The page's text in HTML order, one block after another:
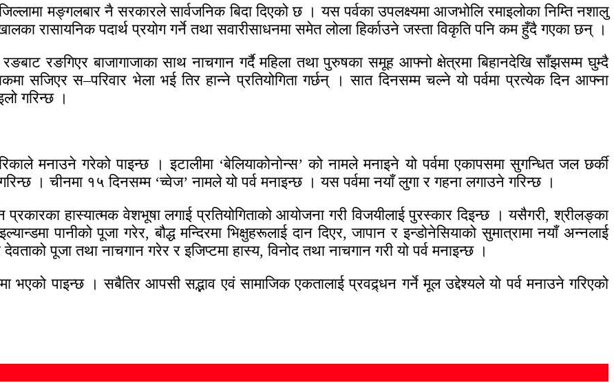
मङ्गलबार नै सरकारले सार्वजनिक बिदा दिएको छ । यस पर्वका उपलक्ष्यमा आजभोलि रमाइलोका निम्ति नशालु
रासायनिक पदार्थ प्रयोग गर्ने तथा सवारीसाधनमा समेत लोला हिर्काउने जस्ता विकृति पनि कम हुँदै गएका छन् ।
रङगिएर बाजागाजाका साथ नाचगान गर्दै महिला तथा पुरुषका समूह आफ्नो क्षेत्रमा बिहानदेखि साँझसम्म घुम्दै
सजिएर स–परिवार भेला भई तिर हान्ने प्रतियोगिता गर्छन् । सात दिनसम्म चल्ने यो पर्वमा प्रत्येक दिन आफ्ना
गरिन्छ ।
मनाउने गरेको पाइन्छ । इटालीमा ‘बेलियाकोनोन्स’ को नामले मनाइने यो पर्वमा एकापसमा सुगन्धित जल छर्की
। चीनमा १५ दिनसम्म ‘च्वेज’ नामले यो पर्व मनाइन्छ । यस पर्वमा नयाँ लुगा र गहना लगाउने गरिन्छ ।
प्रकारका हास्यात्मक वेशभूषा लगाई प्रतियोगिताको आयोजना गरी विजयीलाई पुरस्कार दिइन्छ । यसैगरी, श्रीलङ्का
पानीको पूजा गरेर, बौद्ध मन्दिरमा भिक्षुहरूलाई दान दिएर, जापान र इन्डोनेसियाको सुमात्रामा नयाँ अन्नलाई
पूजा तथा नाचगान गरेर र इजिप्टमा हास्य, विनोद तथा नाचगान गरी यो पर्व मनाइन्छ ।
पाइन्छ । सबैतिर आपसी सद्भाव एवं सामाजिक एकतालाई प्रवद्र्धन गर्ने मूल उद्देश्यले यो पर्व मनाउने गरिएको